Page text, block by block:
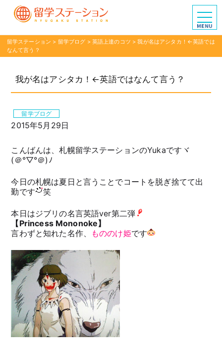
留学ステーション > 留学ブログ > 英語上達のコツ >我が名はアシタカ！←英語では
なんて言う？
我が名はアシタカ！←英語ではなんて言う？
留学ブログ
2015年5月29日
こんばんは、札幌留学ステーションのYukaですヾ
(＠°▽°＠)ﾉ
今日の札幌は夏日と言うことでコートを脱ぎ捨てて出
勤です
笑
本日はジブリの名言英語ver第二弾
【Princess Mononoke】
言わずと知れた名作、
もののけ姫です